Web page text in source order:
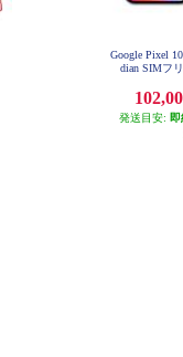
Google Pixel
dian SIMフ
発送目安: